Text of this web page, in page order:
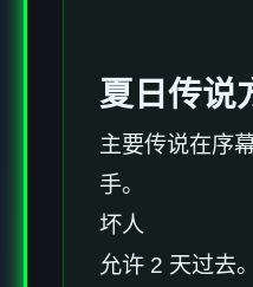
夏日传说
主要传说在序
手。
坏人
允许 2 天过去。